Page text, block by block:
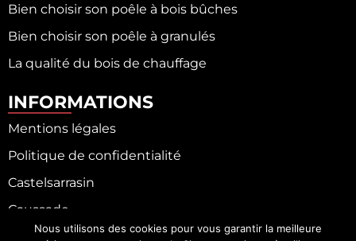
Bien choisir son poêle à bois bûches
Bien choisir son poêle à granulés
La qualité du bois de chauffage
INFORMATIONS
Mentions légales
Politique de confidentialité
Castelsarrasin
Caussade
Fronton
Nous utilisons des cookies pour vous garantir la meilleure